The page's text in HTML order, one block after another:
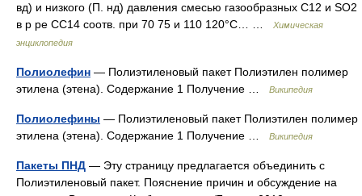
вд) и низкого (П. нд) давления смесью газообразных С12 и SO2
в р ре СС14 соотв. при 70 75 и 110 120°С… …
Химическая
энциклопедия
Полиолефин — Полиэтиленовый пакет Полиэтилен полимер
этилена (этена). Содержание 1 Получение …
Википедия
Полиолефины — Полиэтиленовый пакет Полиэтилен полимер
этилена (этена). Содержание 1 Получение …
Википедия
Пакеты ПНД — Эту страницу предлагается объединить с
Полиэтиленовый пакет. Пояснение причин и обсуждение на